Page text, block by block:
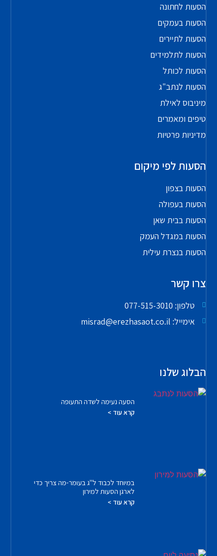
הסעות לחתונה
הסעות בעמקים
הסעות לתיירים
הסעות לתלמידים
הסעות לכותל
הסעות לנתב"ג
מיניבוס לאילת
טיפים ומאמרים
מדיניות פרטיות
הסעות לפי מיקום
הסעות בצפון
הסעות בעפולה
הסעות בבית שאן
הסעות במגדל העמק
הסעות בנצרת עילית
צרו קשר
טלפון: 077-515-3010
אימייל: misrad@erezhasaot.co.il
הבלוג שלנו
הסעה נעימה לשדה התעופה
קרא עוד >
במיוחד לכבוד ל"ג בעומר-מה צריך כדי
לארגן הסעות למירון
קרא עוד >